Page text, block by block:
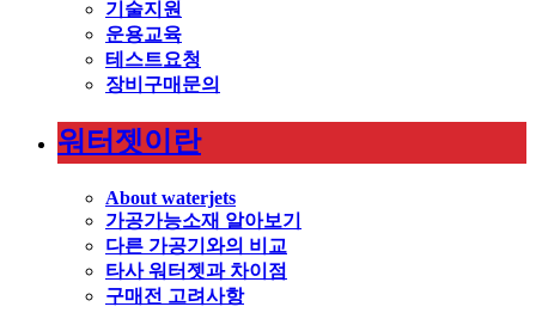
기술지원
운용교육
테스트요청
장비구매문의
워터젯이란
About waterjets
가공가능소재 알아보기
다른 가공기와의 비교
타사 워터젯과 차이점
구매전 고려사항